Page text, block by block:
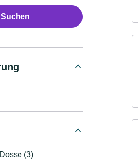
Suchen
(3)